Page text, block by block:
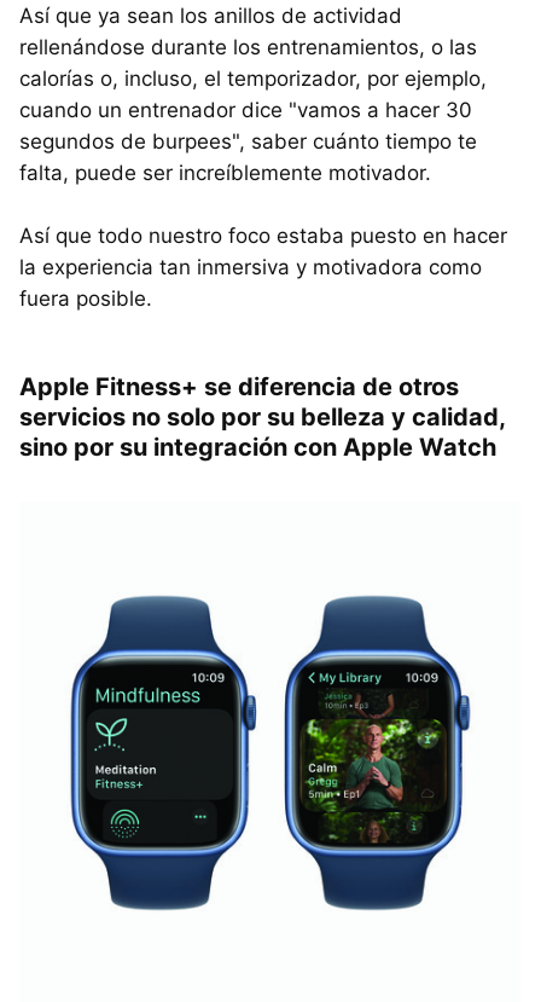
Así que ya sean los anillos de actividad
rellenándose durante los entrenamientos, o las
calorías o, incluso, el temporizador, por ejemplo,
cuando un entrenador dice "vamos a hacer 30
segundos de burpees", saber cuánto tiempo te
falta, puede ser increíblemente motivador.
Así que todo nuestro foco estaba puesto en hacer
la experiencia tan inmersiva y motivadora como
fuera posible.
Apple Fitness+ se diferencia de otros
servicios no solo por su belleza y calidad,
sino por su integración con Apple Watch